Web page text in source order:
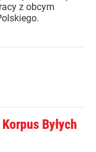
z obcym
Byłych